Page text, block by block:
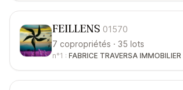
FEILLENS 01570
7 copropriétés · 35 lots
n°1 : FABRICE TRAVERSA IMMOBILIER